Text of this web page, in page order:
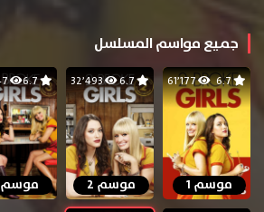
جميع مواسم المسلسل
6.7 61٬177
موسم 1
6.7 32٬493
موسم 2
6.7 28٬747
موسم 3